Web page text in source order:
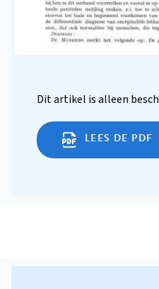
Dit artikel is alleen
LEES DE PDF